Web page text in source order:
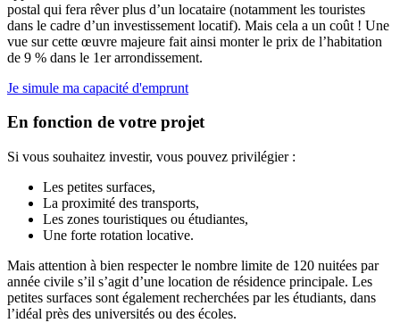
postal qui fera rêver plus d’un locataire (notamment les touristes
dans le cadre d’un investissement locatif). Mais cela a un coût ! Une
vue sur cette œuvre majeure fait ainsi monter le prix de l’habitation
de 9 % dans le 1er arrondissement.
Je simule ma capacité d'emprunt
En fonction de votre projet
Si vous souhaitez investir, vous pouvez privilégier :
Les petites surfaces,
La proximité des transports,
Les zones touristiques ou étudiantes,
Une forte rotation locative.
Mais attention à bien respecter le nombre limite de 120 nuitées par
année civile s’il s’agit d’une location de résidence principale. Les
petites surfaces sont également recherchées par les étudiants, dans
l’idéal près des universités ou des écoles.